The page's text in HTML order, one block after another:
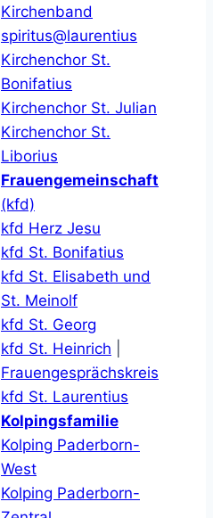
Kirchenband
spiritus@laurentius
Kirchenchor St.
Bonifatius
Kirchenchor St. Julian
Kirchenchor St.
Liborius
Frauengemeinschaft
(kfd)
kfd Herz Jesu
kfd St. Bonifatius
kfd St. Elisabeth und
St. Meinolf
kfd St. Georg
kfd St. Heinrich
Frauengesprächskreis
kfd St. Laurentius
Kolpingsfamilie
Kolping Paderborn-
West
Kolping Paderborn-